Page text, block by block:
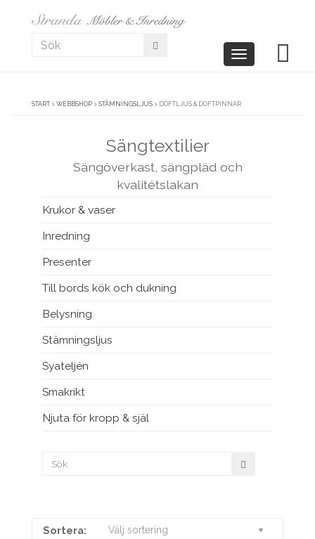
Toggle
START > WEBBSHOP > STÄMNINGSLJUS > DOFTLJUS & DOFTPINNAR
Sängtextilier
Sängöverkast, sängpläd och
kvalitétslakan
Krukor & vaser
Inredning
Presenter
Till bords kök och dukning
Belysning
Stämningsljus
Syateljén
Smakrikt
Njuta för kropp & själ
Välj sortering
Sortera: